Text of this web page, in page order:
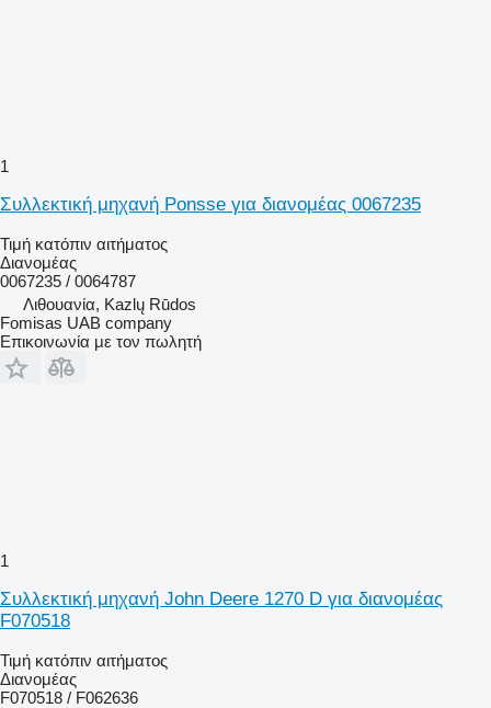
1
Συλλεκτική μηχανή Ponsse για διανομέας 0067235
Τιμή κατόπιν αιτήματος
Διανομέας
0067235 / 0064787
Λιθουανία, Kazlų Rūdos
Fomisas UAB company
Επικοινωνία με τον πωλητή
1
Συλλεκτική μηχανή John Deere 1270 D για διανομέας
F070518
Τιμή κατόπιν αιτήματος
Διανομέας
F070518 / F062636